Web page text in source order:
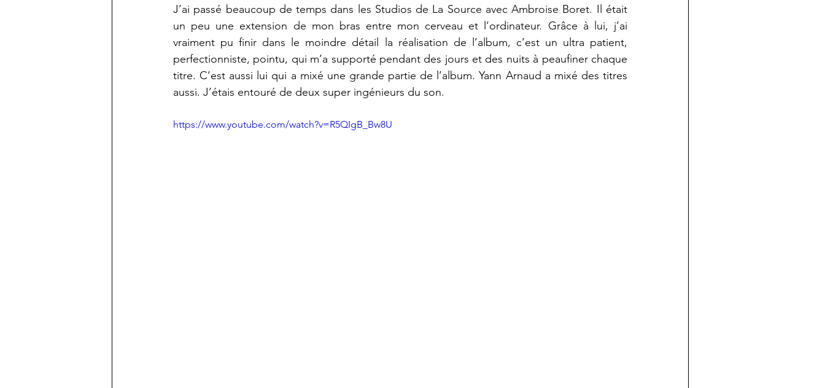
J’ai passé beaucoup de temps dans les Studios de La Source avec Ambroise Boret. Il était
un peu une extension de mon bras entre mon cerveau et l’ordinateur. Grâce à lui, j’ai
vraiment pu finir dans le moindre détail la réalisation de l’album, c’est un ultra patient,
perfectionniste, pointu, qui m’a supporté pendant des jours et des nuits à peaufiner chaque
titre. C’est aussi lui qui a mixé une grande partie de l’album. Yann Arnaud a mixé des titres
aussi. J’étais entouré de deux super ingénieurs du son.
https://www.youtube.com/watch?v=R5QIgB_Bw8U